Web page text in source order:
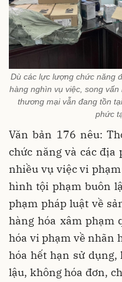
Dù các lực lượng chức năng
hàng nghìn vụ việc, song
thương mại vẫn đang tồn
phức
Văn bản 176 nêu:
chức năng và các địa
nhiều vụ việc vi
hình tội phạm buôn
phạm pháp luật về
hàng hóa xâm phạm
hóa vi phạm về nhãn
hóa hết hạn sử
lậu, không hóa đơn,